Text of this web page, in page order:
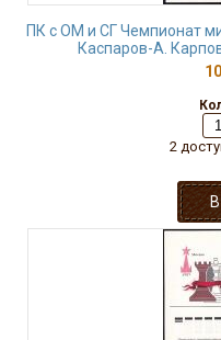
ПК с ОМ и СГ Чемпионат
Каспаров-А.
2